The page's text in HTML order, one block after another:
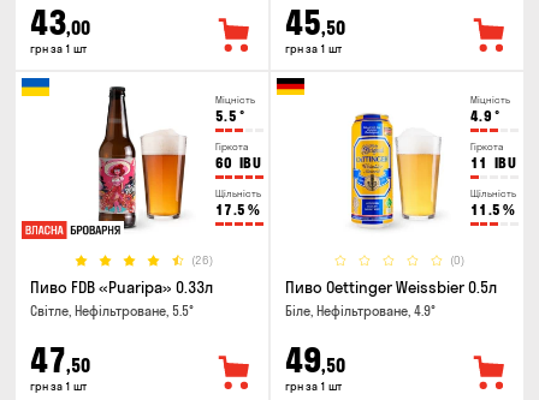
43,00
грн за 1 шт
45,50
грн за 1 шт
Міцність
5.5 °
Гіркота
60 IBU
Щільність
17.5 %
(26)
Пиво FDB «Puaripa» 0.33л
Світле, Нефільтроване, 5.5°
47,50
грн за 1 шт
Міцність
4.9 °
Гіркота
11 IBU
Щільність
11.5 %
(0)
Пиво Oettinger Weissbier 0.5л
Біле, Нефільтроване, 4.9°
49,50
грн за 1 шт